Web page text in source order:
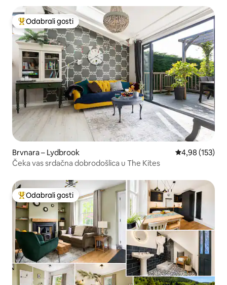
Među najviše rangiranima s oznakom „Odabrali gosti”
Odabrali gosti
Brvnara – Lydbrook Prosječna
4,98 (153)
Čeka vas srdačna dobrodošlica u The Kites
Među najviše rangiranima s oznakom „Odabrali gosti”
Odabrali gosti